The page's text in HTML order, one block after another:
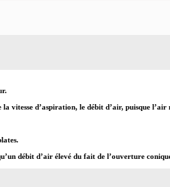
vitesse d’aspiration, le débit d’air, puisque
débit d’air élevé du fait de l’ouverture